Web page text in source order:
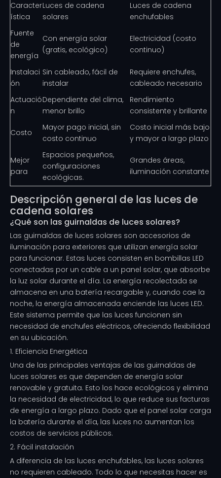
Caracter
ística
Luces de cadena
solares
Luces de cadena
enchufables
Fuente
de
energía
Con energía solar
(gratis, ecológico)
Electricidad (costo
continuo)
Instalaci
ón
Sin cableado, fácil de
instalar
Requiere enchufes,
cableado necesario
Actuació
n
Dependiente del clima,
menor brillo
Rendimiento
consistente y brillante
Costo
Mayor pago inicial, sin
costo continuo
Costo inicial más bajo
y mayor a largo plazo
Mejor
para
Espacios pequeños,
configuraciones
ecológicas.
Grandes áreas,
iluminación constante
Descripción general de las luces de
cadena solares
¿Qué son las guirnaldas de luces solares?
Las guirnaldas de luces solares son accesorios de
iluminación para exteriores que utilizan energía solar
para funcionar. Estas luces consisten en bombillas LED
conectadas por un cable a un panel solar, que absorbe
la luz solar durante el día. La energía recolectada se
almacena en una batería recargable y, cuando cae la
noche, la energía almacenada enciende las luces LED.
Este sistema permite que las luces funcionen sin
necesidad de enchufes eléctricos, ofreciendo flexibilidad
en su ubicación.
1. Eficiencia Energética
Una de las principales ventajas de las guirnaldas de
luces solares es que dependen de energía solar
renovable y gratuita. Esto los hace ecológicos y elimina
la necesidad de electricidad, lo que reduce sus facturas
de energía a largo plazo. Dado que el panel solar carga
la batería durante el día, las luces no aumentan los
costos de servicios públicos.
2. Fácil instalación
A diferencia de las luces enchufables, las luces solares
no requieren cableado. Todo lo que necesitas hacer es